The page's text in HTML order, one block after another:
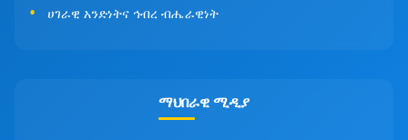
ሀገራዊ አንድነትና ኅብረ ብሔራዊነት
ማህበራዊ ሚዲያ